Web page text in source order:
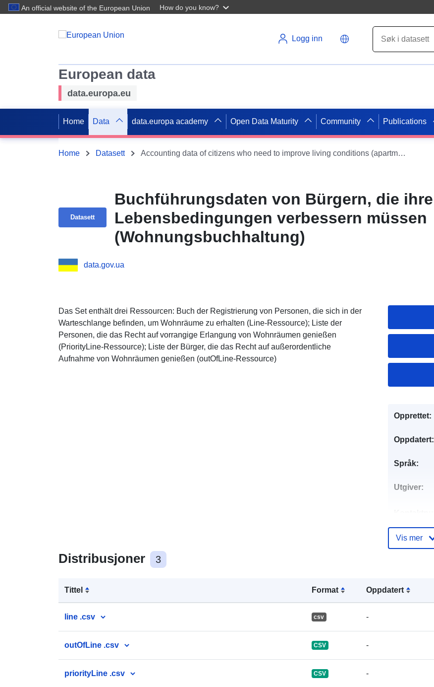
An official website of the European Union How do you know?
Logg inn
European data
data.europa.eu
Home Data data.europa academy Open Data Maturity Community Publications
Home Datasett Accounting data of citizens who need to improve living conditions (apartment accounting)
Datasett
Buchführungsdaten von Bürgern, die ihre
Lebensbedingungen verbessern müssen
(Wohnungsbuchhaltung)
data.gov.ua
Das Set enthält drei Ressourcen: Buch der Registrierung von Personen, die sich in der
Warteschlange befinden, um Wohnräume zu erhalten (Line-Ressource); Liste der
Personen, die das Recht auf vorrangige Erlangung von Wohnräumen genießen
(PriorityLine-Ressource); Liste der Bürger, die das Recht auf außerordentliche
Aufnahme von Wohnräumen genießen (outOfLine-Ressource)
Distribusjoner 3
Tittel Format Oppdatert
line .csv сsv -
outOfLine .csv CSV -
priorityLine .csv CSV -
Opprettet:
Oppdatert:
Språk:
Utgiver:
Vis mer